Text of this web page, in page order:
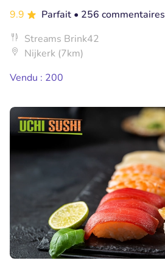
9.9
Parfait • 256 commentaires
Streams Brink42
Nijkerk (7km)
Vendu : 200